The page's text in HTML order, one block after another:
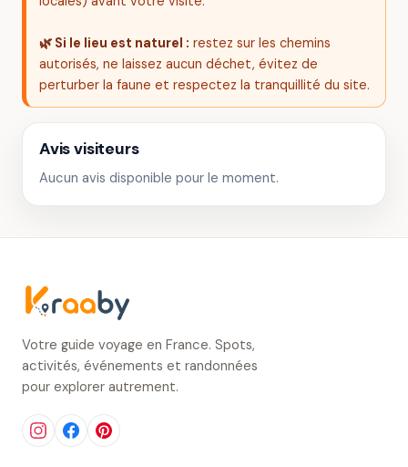
🌿 Si le lieu est naturel : restez sur les chemins
autorisés, ne laissez aucun déchet, évitez de
perturber la faune et respectez la tranquillité du site.
Avis visiteurs
Aucun avis disponible pour le moment.
Votre guide voyage en France. Spots,
activités, événements et randonnées
pour explorer autrement.